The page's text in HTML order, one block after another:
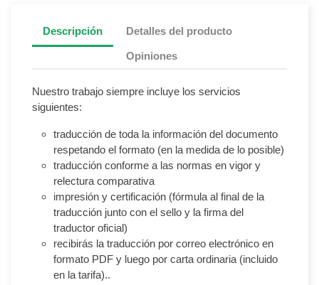
Descripción Detalles del producto
Opiniones
Nuestro trabajo siempre incluye los servicios
siguientes:
traducción de toda la información del documento
respetando el formato (en la medida de lo posible)
traducción conforme a las normas en vigor y
relectura comparativa
impresión y certificación (fórmula al final de la
traducción junto con el sello y la firma del
traductor oficial)
recibirás la traducción por correo electrónico en
formato PDF y luego por carta ordinaria (incluido
en la tarifa)..